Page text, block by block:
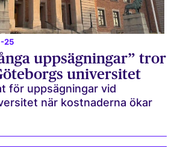
25
uppsägningar” tror
universitet
för uppsägningar vid
när kostnaderna ökar